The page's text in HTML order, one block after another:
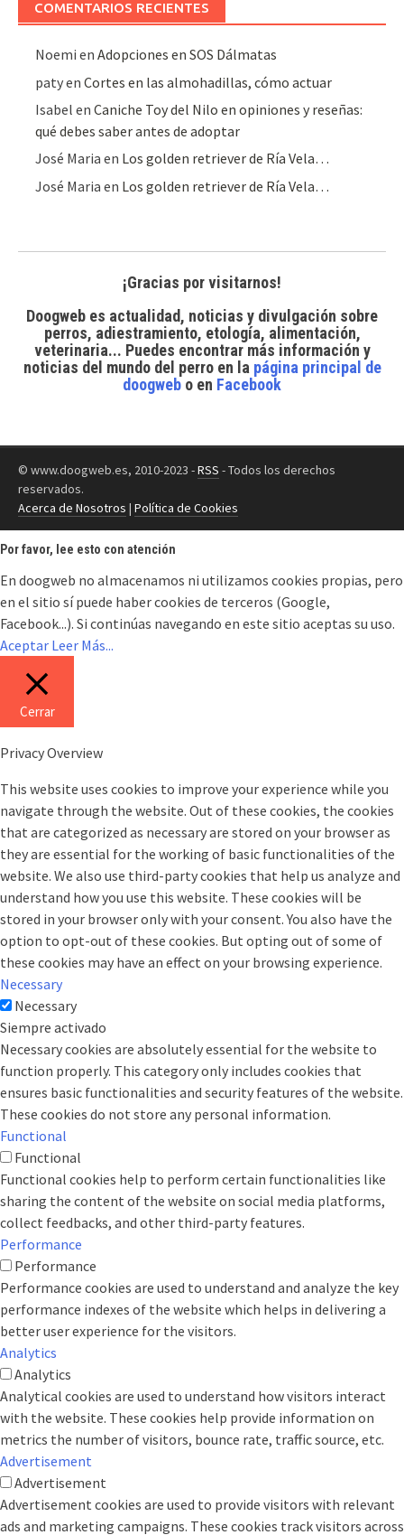
COMENTARIOS RECIENTES
Noemi enAdopciones en SOS Dálmatas
patyenCortes en las almohadillas, cómo actuar
Isabel enCaniche Toy del Nilo en opiniones y reseñas:
qué debes saber antes de adoptar
José Maria en Los golden retriever de Ría Vela…
José Maria en Los golden retriever de Ría Vela…
¡Gracias por visitarnos!
Doogweb es actualidad, noticias y divulgación sobre
perros, adiestramiento, etología, alimentación,
veterinaria... Puedes encontrar más información y
noticias del mundo del perroen la página principal de
doogweb o en Facebook
© www.doogweb.es, 2010-2023 -RSS - Todos los derechos
reservados.
Acerca de Nosotros | Política de Cookies
Por favor, lee esto con atención
En doogweb no almacenamos ni utilizamos cookies propias, pero
en el sitio sí puede haber cookies de terceros (Google,
Facebook...). Si continúas navegando en este sitio aceptas su uso.
Aceptar Leer Más...
Cerrar
Privacy Overview
This website uses cookies to improve your experience while you
navigate through the website. Out of these cookies, the cookies
that are categorized as necessary are stored on your browser as
they are essential for the working of basic functionalities of the
website. We also use third-party cookies that help us analyze and
understand how you use this website. These cookies will be
stored in your browser only with your consent. You also have the
option to opt-out of these cookies. But opting out of some of
these cookies may have an effect on your browsing experience.
Necessary
Necessary
Siempre activado
Necessary cookies are absolutely essential for the website to
function properly. This category only includes cookies that
ensures basic functionalities and security features of the website.
These cookies do not store any personal information.
Functional
Functional
Functional cookies help to perform certain functionalities like
sharing the content of the website on social media platforms,
collect feedbacks, and other third-party features.
Performance
Performance
Performance cookies are used to understand and analyze the key
performance indexes of the website which helps in delivering a
better user experience for the visitors.
Analytics
Analytics
Analytical cookies are used to understand how visitors interact
with the website. These cookies help provide information on
metrics the number of visitors, bounce rate, traffic source, etc.
Advertisement
Advertisement
Advertisement cookies are used to provide visitors with relevant
ads and marketing campaigns. These cookies track visitors across